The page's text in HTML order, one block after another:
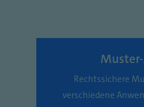
Rechtssichere
verschiedene